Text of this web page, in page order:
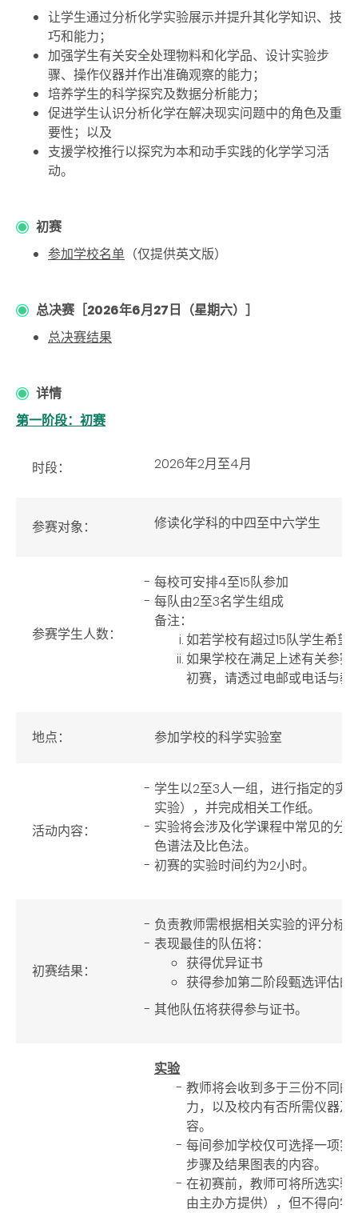
让学生通过分析化学实验展示并提升其化学知识、技
巧和能力；
加强学生有关安全处理物料和化学品、设计实验步
骤、操作仪器并作出准确观察的能力；
培养学生的科学探究及数据分析能力；
促进学生认识分析化学在解决现实问题中的角色及重
要性；以及
支援学校推行以探究为本和动手实践的化学学习活
动。
初赛
参加学校名单 （仅提供英文版）
总决赛［2026年6月27日（星期六）］
总决赛结果
详情
第一阶段：初赛
时段： 2026年2月至4月
参赛对象： 修读化学科的中四至中六学生
参赛学生人数：
每校可安排4至15队参加
每队由2至3名学生组成
备注：
如若学校有超过15队学生希
如果学校在满足上述有关参
初赛，请透过电邮或电话与
地点： 参加学校的科学实验室
活动内容：
学生以2至3人一组，进行指定的实
实验），并完成相关工作纸。
实验将会涉及化学课程中常见的分
色谱法及比色法。
初赛的实验时间约为2小时。
初赛结果：
负责教师需根据相关实验的评分标
表现最佳的队伍将：
获得优异证书
获得参加第二阶段甄选评估的
其他队伍将获得参与证书。
实验
教师将会收到多于三份不同
力，以及校内有否所需仪器
容。
每间参加学校仅可选择一项
步骤及结果图表的内容。
在初赛前，教师可将所选实
由主办方提供），但不得向